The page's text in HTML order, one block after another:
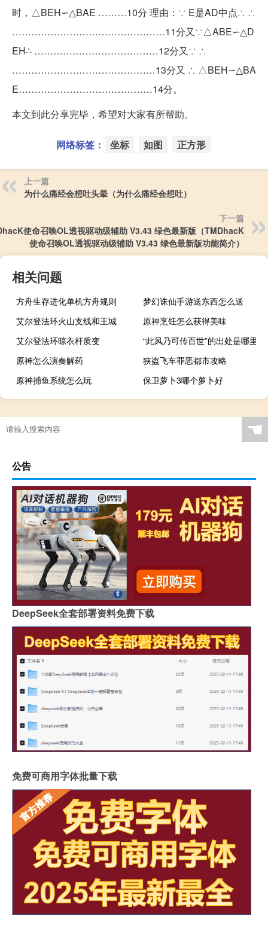
时，△BEH∽△BAE ………10分 理由：∵ E是AD中点∴ ∴
…………………………………………11分又∵△ABE∽△D
EH∴ …………………………………12分又∵ ∴
………………………………………13分又 ∴ △BEH∽△BA
E……………………………………14分。
本文到此分享完毕，希望对大家有所帮助。
网络标签： 坐标 如图 正方形
上一篇
为什么痛经会想吐头晕（为什么痛经会想吐）
下一篇
使命召唤OL透视驱动级辅助 V3.43 绿色最新版（TMDhacK
使命召唤OL透视驱动级辅助 V3.43 绿色最新版功能简介）
相关问题
方舟生存进化单机方舟规则
梦幻诛仙手游送东西怎么送
艾尔登法环火山支线和王城
原神烹饪怎么获得美味
艾尔登法环晾衣杆质变
“此风乃可传百世”的出处是哪里
原神怎么演奏解药
狭盗飞车罪恶都市攻略
原神捕鱼系统怎么玩
保卫萝卜3哪个萝卜好
☚
公告
DeepSeek全套部署资料免费下载
免费可商用字体批量下载